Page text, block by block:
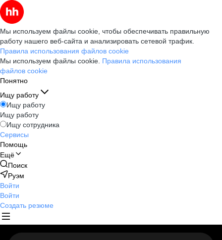
Мы используем файлы cookie, чтобы обеспечивать правильную
работу нашего веб-сайта и анализировать сетевой трафик.
Правила использования файлов cookie
Мы используем файлы cookie. Правила использования
файлов cookie
Понятно
Ищу работу
Ищу работу
Ищу работу
Ищу сотрудника
Сервисы
Помощь
Ещё
Поиск
Руэм
Войти
Войти
Создать резюме